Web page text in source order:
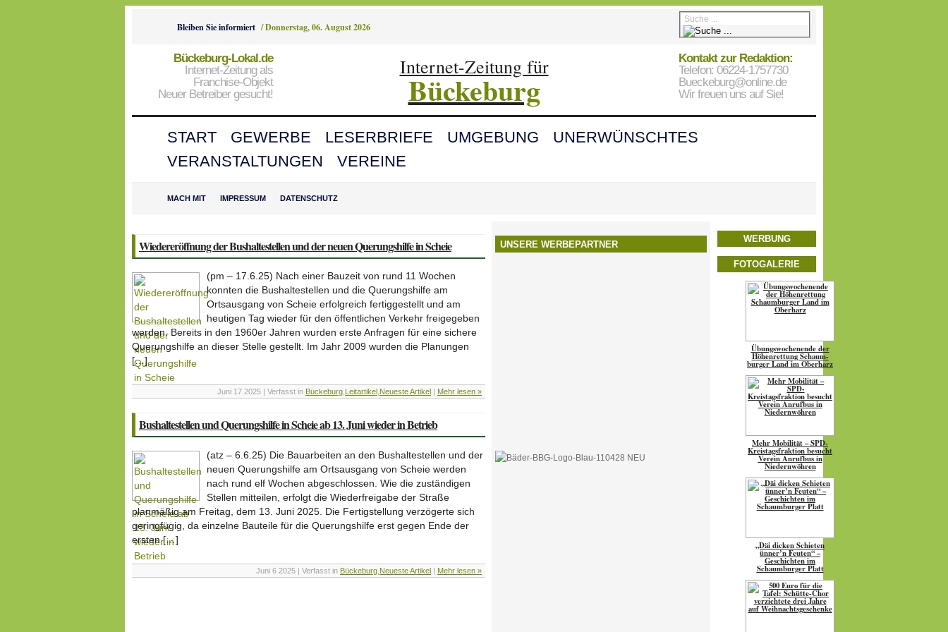
Bleiben Sie informiert /Donnerstag, 06. August 2026
Bückeburg-Lokal.de
Internet-Zeitung als
Franchise-Objekt
Neuer Betreiber gesucht!
Internet-Zeitung für
Bückeburg
Kontakt zur Redaktion:
Telefon: 06224-1757730
Bueckeburg@online.de
Wir freuen uns auf Sie!
START GEWERBE LESERBRIEFE UMGEBUNG
UNERWÜNSCHTES
VERANSTALTUNGEN
VEREINE
MACH MIT IMPRESSUM DATENSCHUTZ
Wiedereröffnung der Bushaltestellen und der neuen Querungshilfe in Scheie
(pm – 17.6.25) Nach einer Bauzeit von rund 11 Wochen
konnten die Bushaltestellen und die Querungshilfe am
Ortsausgang von Scheie erfolgreich fertiggestellt und am
heutigen Tag wieder für den öffentlichen Verkehr freigegeben
werden. Bereits in den 1960er Jahren wurden erste Anfragen für eine sichere
Querungshilfe an dieser Stelle gestellt. Im Jahr 2009 wurden die Planungen
[…]
Juni 17 2025 | Verfasst in Bückeburg Leitartikel Neueste Artikel Mehr lesen »
Bushaltestellen und Querungshilfe in Scheie ab 13. Juni wieder in Betrieb
(atz – 6.6.25) Die Bauarbeiten an den Bushaltestellen und der
neuen Querungshilfe am Ortsausgang von Scheie werden
nach rund elf Wochen abgeschlossen. Wie die zuständigen
Stellen mitteilen, erfolgt die Wiederfreigabe der Straße
planmäßig am Freitag, dem 13. Juni 2025. Die Fertigstellung verzögerte sich
geringfügig, da einzelne Bauteile für die Querungshilfe erst gegen Ende der
ersten […]
Juni 6 2025 | Verfasst in Bückeburg Neueste Artikel | Mehr lesen »
UNSERE WERBEPARTNER
WERBUNG
FOTOGALERIE
Übungs­wo­chen­ende der
Höhen­ret­tung Schaum­
burger Land im Oberharz
Mehr Mobilität – SPD-
Kreistagsfraktion besucht
Verein Anrufbus in
Niedernwöhren
„Däi dicken Schieten
ünner’n Feuten“ –
Geschichten im
Schaumburger Platt